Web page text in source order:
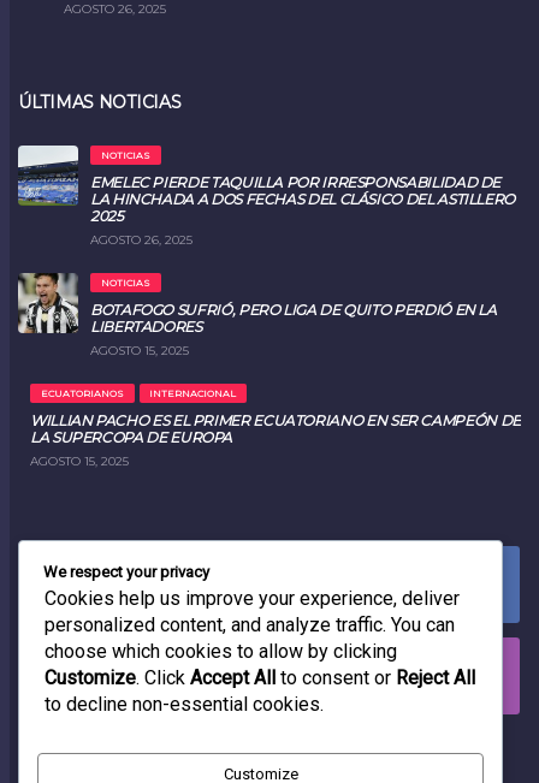
AGOSTO 26, 2025
ÚLTIMAS NOTICIAS
NOTICIAS
EMELEC PIERDE TAQUILLA POR IRRESPONSABILIDAD DE
LA HINCHADA A DOS FECHAS DEL CLÁSICO DEL ASTILLERO
2025
AGOSTO 26, 2025
NOTICIAS
BOTAFOGO SUFRIÓ, PERO LIGA DE QUITO PERDIÓ EN LA
LIBERTADORES
AGOSTO 15, 2025
ECUATORIANOS INTERNACIONAL
WILLIAN PACHO ES EL PRIMER ECUATORIANO EN SER CAMPEÓN DE
LA SUPERCOPA DE EUROPA
AGOSTO 15, 2025
FACEBOOK
0LIKES
INSTAGRAM
0FOLLOWERS
RADIO
We respect your privacy
Cookies help us improve your experience, deliver
personalized content, and analyze traffic. You can
choose which cookies to allow by clicking
Customize. Click Accept All to consent or Reject All
to decline non-essential cookies.
Customize